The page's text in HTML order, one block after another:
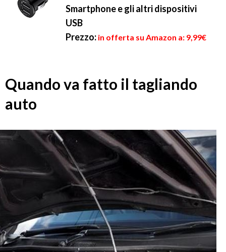
Smartphone e gli altri dispositivi
USB
Prezzo: in offerta su Amazon a: 9,99€
Quando va fatto il tagliando
auto